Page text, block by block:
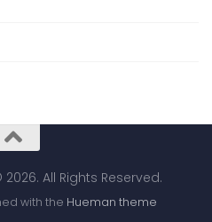
All Rights Reserved.
with the Hueman theme